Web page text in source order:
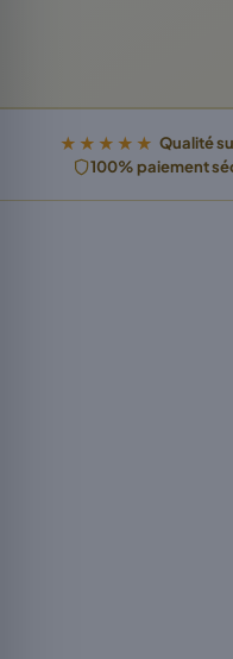
★★★★★ Qualité
100% paiement